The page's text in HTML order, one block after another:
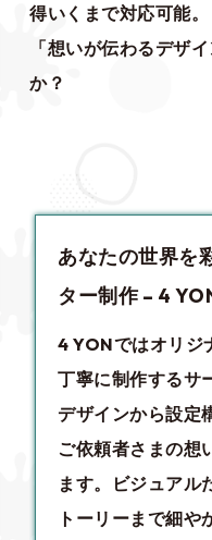
得いくまで対応可能。
「想いが伝わるデザ
か？
あなたの世界を
ター制作 – 4
4 YONではオリジ
丁寧に制作するサ
デザインから設定
ご依頼者さまの想
ます。ビジュアル
トーリーまで細や